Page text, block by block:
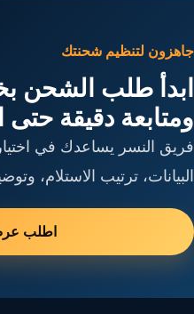
جاهزون لتنظيم شحنتك
ابدأ طلب الشحن
ومتابعة دقيقة
فريق النسر يساعدك في
البيانات، ترتيب الاستلام،
اطلب